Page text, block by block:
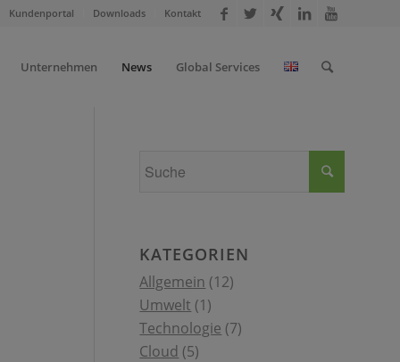
Kundenportal Downloads Kontakt
Unternehmen News Global Services
KATEGORIEN
Allgemein (12)
Umwelt (1)
Technologie (7)
Cloud (5)